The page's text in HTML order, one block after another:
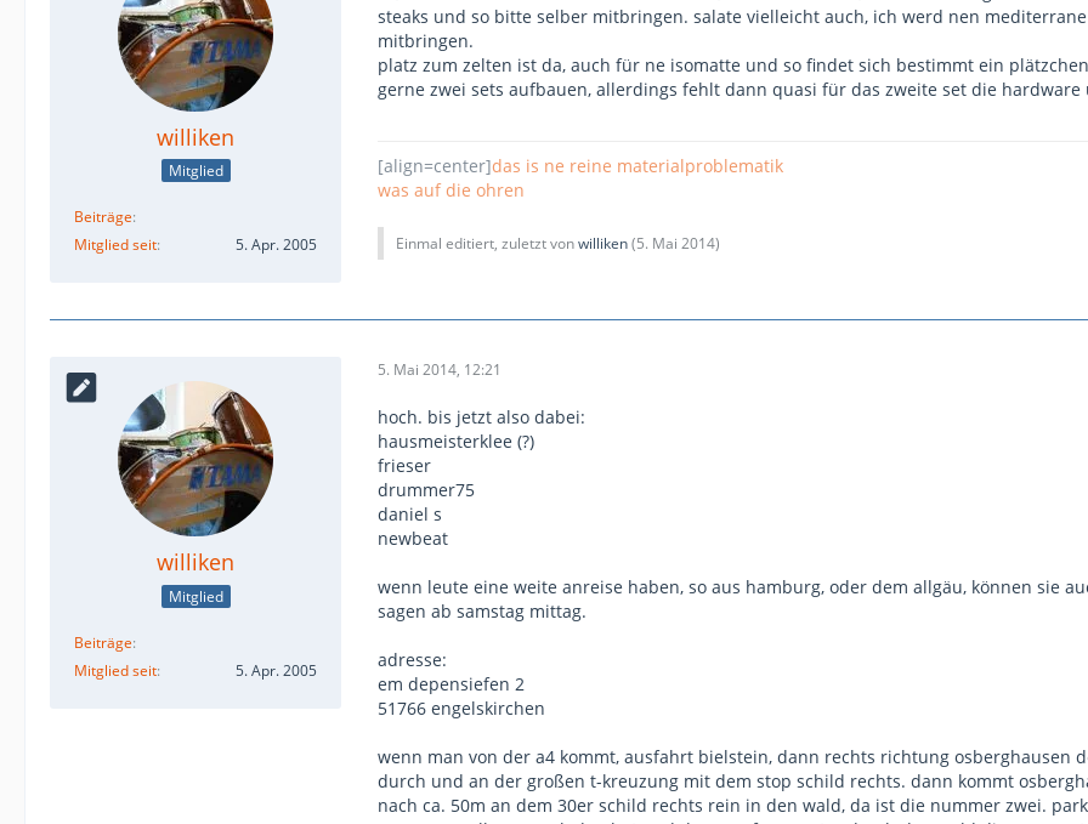
williken
Mitglied
Beiträge
Mitglied seit
5. Apr. 2005
steaks und so bitte selber mitbringen. salate vielleicht auch, ich werd nen
mitbringen.
platz zum zelten ist da, auch für ne isomatte und so findet sich bestimmt ein
gerne zwei sets aufbauen, allerdings fehlt dann quasi für das zweite set die hardware
[align=center]das is ne reine materialproblematik
was auf die ohren
Einmal editiert, zuletzt vonwilliken(5. Mai 2014)
williken
Mitglied
Beiträge
Mitglied seit
5. Apr. 2005
5. Mai 2014, 12:21
hoch. bis jetzt also dabei:
hausmeisterklee (?)
frieser
drummer75
daniel s
newbeat
wenn leute eine weite anreise haben, so aus hamburg, oder dem allgäu, können sie
sagen ab samstag mittag.
adresse:
em depensiefen 2
51766 engelskirchen
wenn man von der a4 kommt, ausfahrt bielstein, dann rechts richtung
durch und an der großen t-kreuzung mit dem stop schild rechts. dann kommt
nach ca. 50m an dem 30er schild rechts rein in den wald, da ist die nummer zwei.